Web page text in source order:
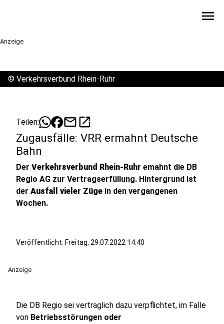
menu
Anzeige
© Verkehrsverbund Rhein-Ruhr
Teilen: mailopen_in_new
Zugausfälle: VRR ermahnt Deutsche
Bahn
Der Verkehrsverbund Rhein-Ruhr emahnt die DB
Regio AG zur Vertragserfüllung. Hintergrund ist
der Ausfall vieler Züge in den vergangenen
Wochen.
Veröffentlicht: Freitag, 29.07.2022 14:40
Anzeige
Die DB Regio sei vertraglich dazu verpflichtet, im Falle
von Betriebsstörungen oder